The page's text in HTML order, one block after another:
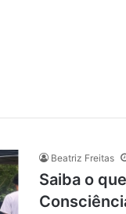
Beatriz Freitas
Saiba o